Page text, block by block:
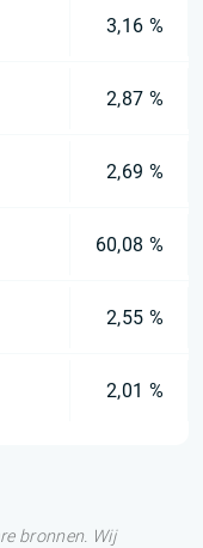
3,16 %
2,87 %
2,69 %
60,08 %
2,55 %
2,01 %
bronnen. Wij